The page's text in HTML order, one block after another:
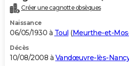
Créer une cagnotte obsèques
Naissance
06/05/1930 à Toul (Meurthe-et-
Décès
10/08/2008 à Vandœuvre-lès-